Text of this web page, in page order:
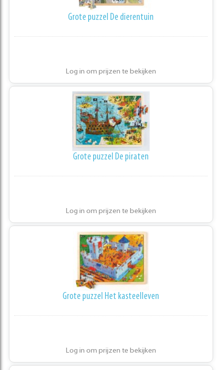
Grote puzzel De dierentuin
Log in om prijzen te bekijken
Grote puzzel De piraten
Log in om prijzen te bekijken
Grote puzzel Het kasteelleven
Log in om prijzen te bekijken